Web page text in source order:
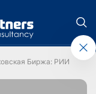
Биржа: РИИ